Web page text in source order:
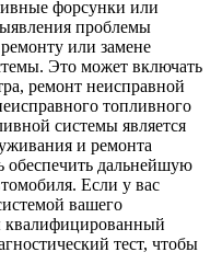
форсунки или
проблемы
или замене
Это может включать
ремонт неисправной
топливного
системы является
и ремонта
обеспечить дальнейшую
Если у вас
вашего
квалифицированный
тест, чтобы